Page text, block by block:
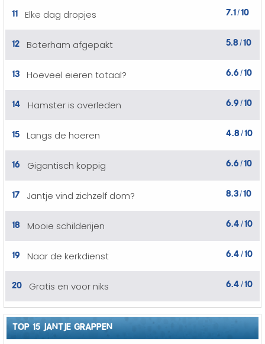
11 Elke dag dropjes 7.1/10
12 Boterham afgepakt 5.8 /10
13 Hoeveel eieren totaal? 6.6 /10
14 Hamster is overleden 6.9 /10
15 Langs de hoeren 4.8/10
16 Gigantisch koppig 6.6 /10
17 Jantje vind zichzelf dom? 8.3/10
18 Mooie schilderijen 6.4 /10
19 Naar de kerkdienst 6.4 /10
20 Gratis en voor niks 6.4 /10
TOP 15 JANTJE GRAPPEN